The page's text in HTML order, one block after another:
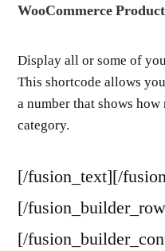
WooCommerce
Display all or some of
This shortcode allows
a number that shows
category.
[/fusion_text][/
[/
[/